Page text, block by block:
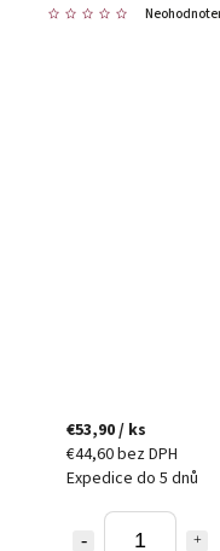
€53,90/ ks
€44,60 bez DPH
Expedice do 5 dnů